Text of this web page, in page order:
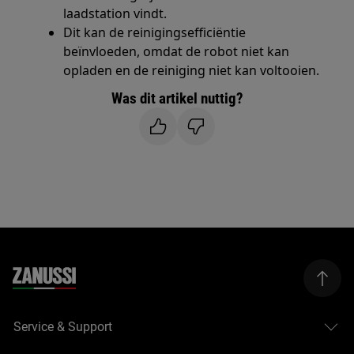
laadstation vindt.
Dit kan de reinigingsefficiëntie
beïnvloeden, omdat de robot niet kan
opladen en de reiniging niet kan voltooien.
Was dit artikel nuttig?
Service & Support